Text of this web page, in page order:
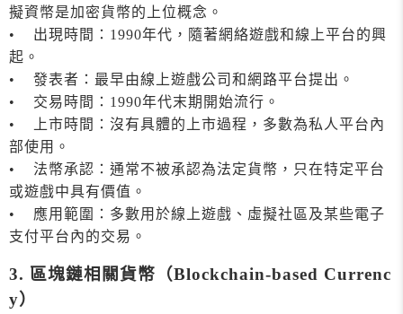
擬資幣是加密貨幣的上位概念。
• 出現時間：1990年代，隨著網絡遊戲和線上平台的興
起。
• 發表者：最早由線上遊戲公司和網路平台提出。
• 交易時間：1990年代末期開始流行。
• 上市時間：沒有具體的上市過程，多數為私人平台內
部使用。
• 法幣承認：通常不被承認為法定貨幣，只在特定平台
或遊戲中具有價值。
• 應用範圍：多數用於線上遊戲、虛擬社區及某些電子
支付平台內的交易。
3. 區塊鏈相關貨幣（Blockchain-based Currenc
y）